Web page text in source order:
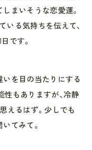
まいそうな恋愛運。
いる気持ちを伝えて、
です。
いを目の当たりにする
性もありますが、冷静
えるはず。少しでも
てみて。